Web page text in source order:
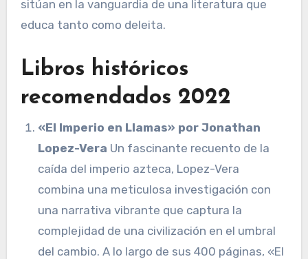
sitúan en la vanguardia de una literatura que
educa tanto como deleita.
Libros históricos
recomendados 2022
«El Imperio en Llamas» por Jonathan
Lopez-Vera Un fascinante recuento de la
caída del imperio azteca, Lopez-Vera
combina una meticulosa investigación con
una narrativa vibrante que captura la
complejidad de una civilización en el umbral
del cambio. A lo largo de sus 400 páginas, «El